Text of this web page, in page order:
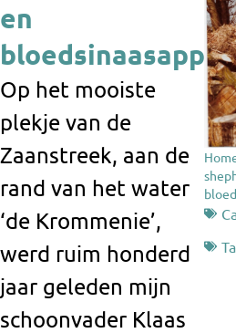
en
Op het mooiste
plekje van de
Zaanstreek, aan de
rand van het water
‘de Krommenie’,
werd ruim honderd
jaar geleden mijn
schoonvader Klaas